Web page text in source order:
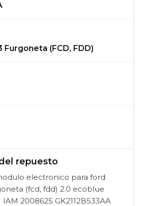
Furgoneta (FCD, FDD)
repuesto
electronico para ford
(fcd, fdd) 2.0 ecoblue
2008625 GK2112B533AA